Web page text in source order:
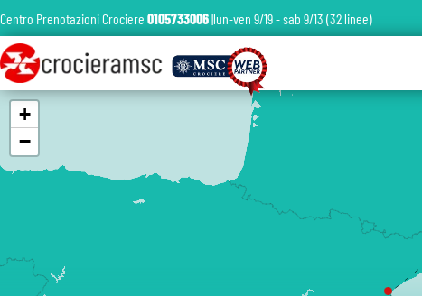
+
−
Centro Prenotazioni Crociere 0105733006|lun-ven 9/19 - sab 9/13 (32 linee)